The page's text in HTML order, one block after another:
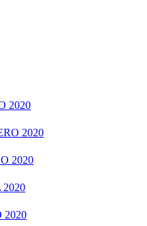
2020
2020
2020
2020
2020